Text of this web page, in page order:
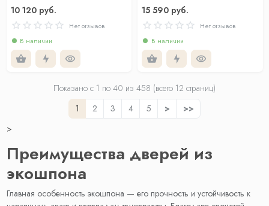
10 120 руб.
Нет отзывов
В наличии
15 590 руб.
Нет отзывов
В наличии
Показано с 1 по 40 из 458 (всего 12 страниц)
1
2 3 4 5 >
>>
>
Преимущества дверей из
экошпона
Главная особенность экошпона — его прочность и устойчивость к